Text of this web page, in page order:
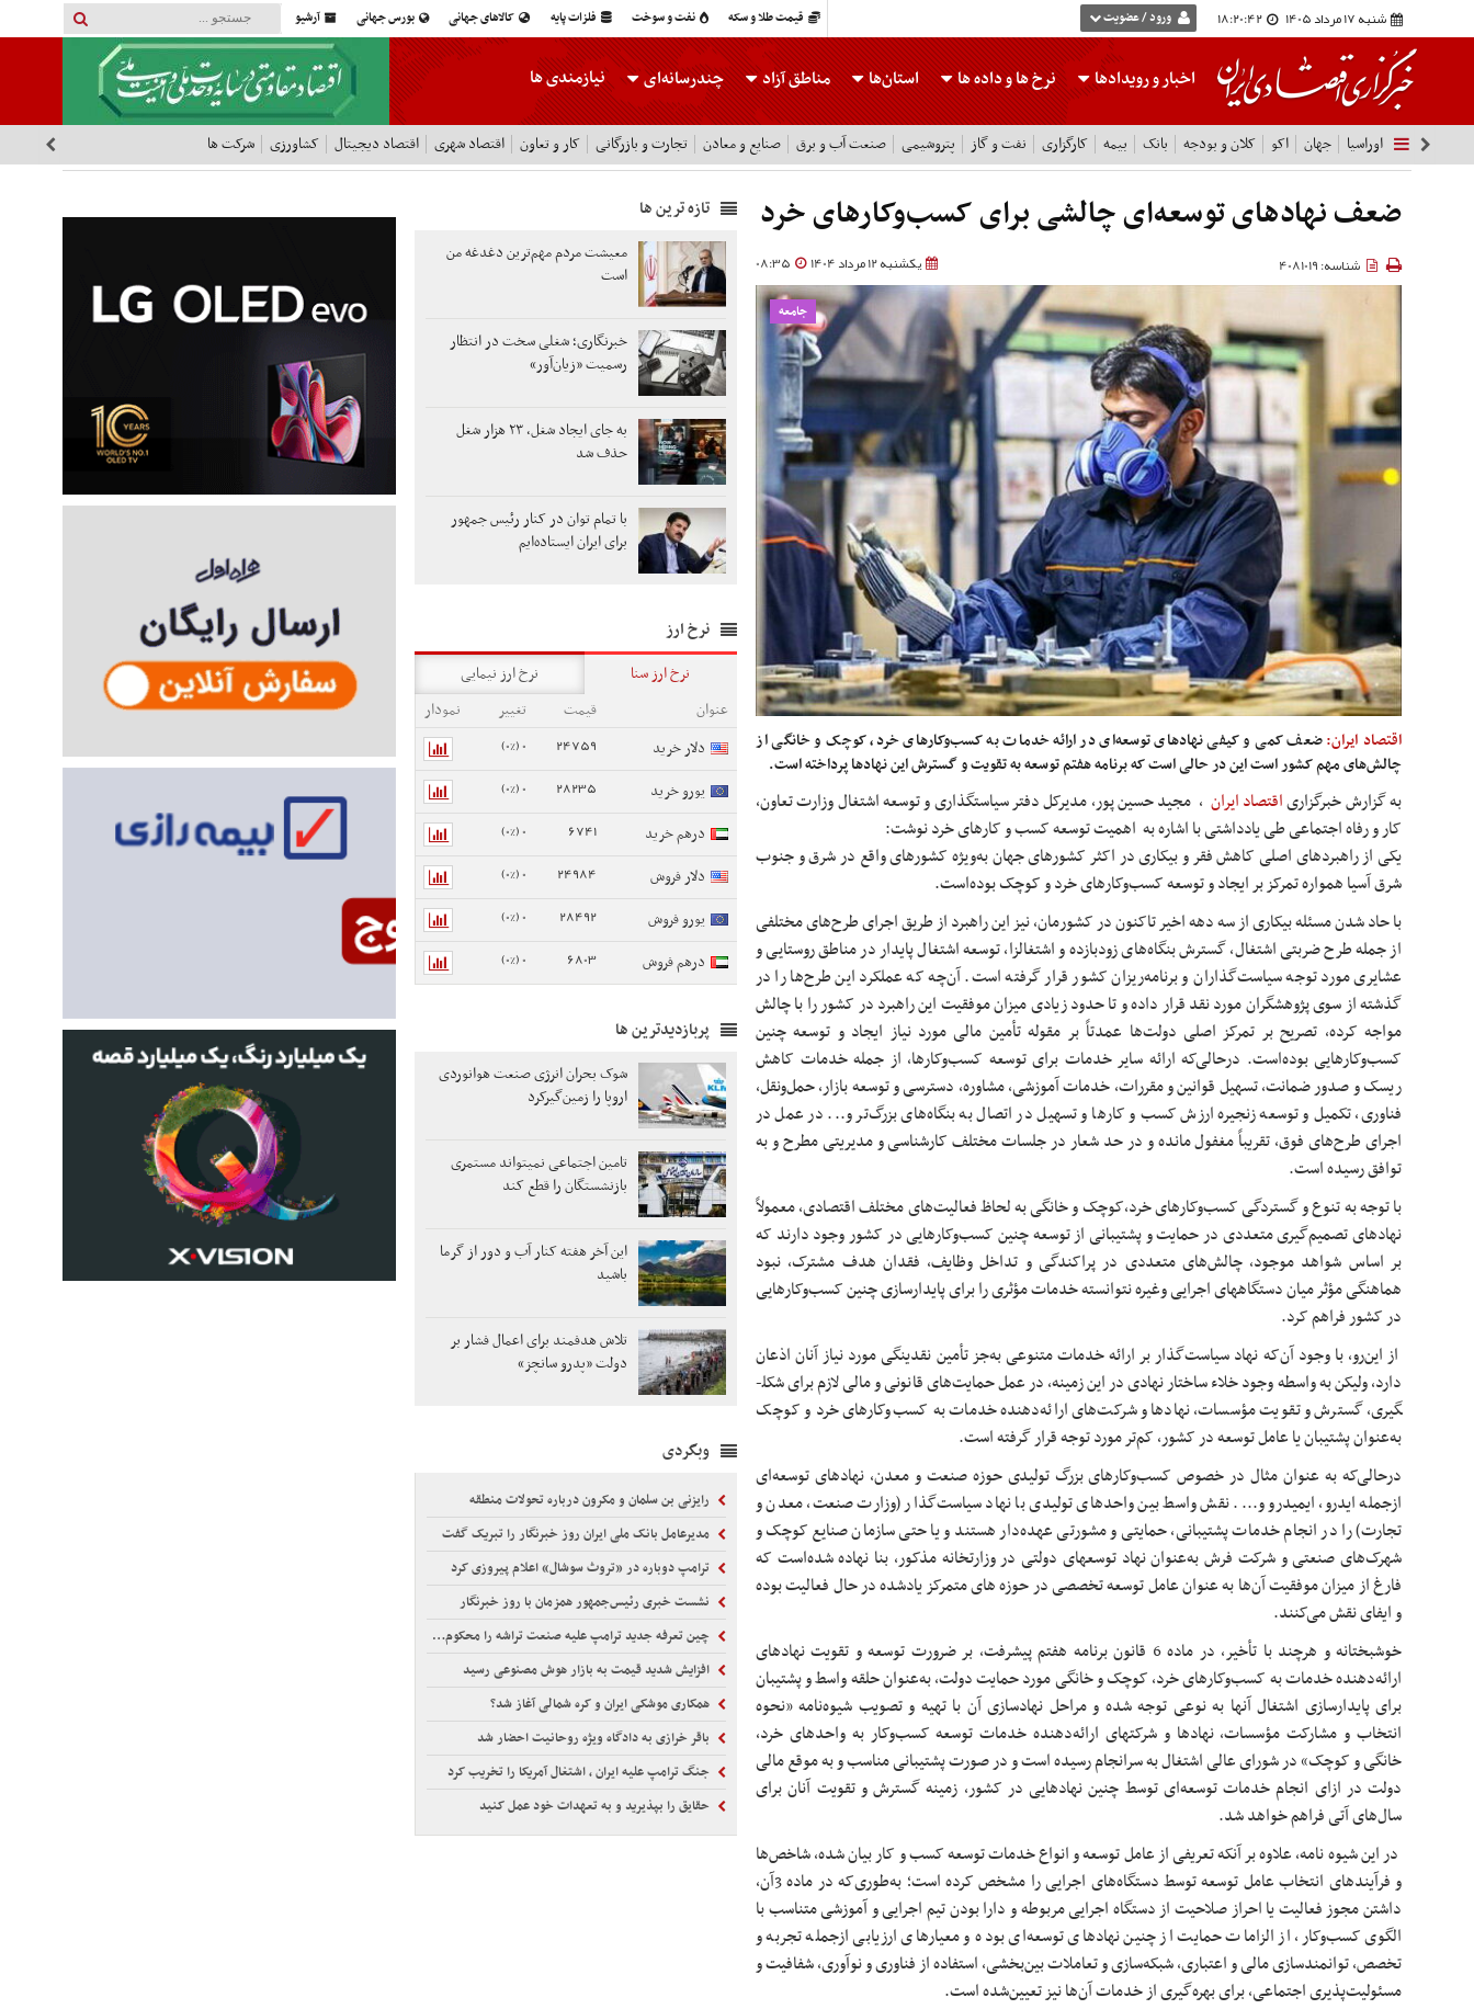
قیمت طلا و سکه نفت و سوخت فلزات پایه کالاهای جهانی بورس جهانی آرشیو شنبه 17 مرداد 1405 18:20:43 ورود / عضویت
اخبار و رویدادها نرخ هاو داده ها استان‌ها مناطق آزاد چندرسانه‌ای نیازمندی ها
اوراسیا جهان اکو کلان و بودجه بانک بیمه کارگزاری نفت و گاز پتروشیمی صنعت آب و برق صنایع و معادن تجارت و بازرگانی کار و تعاون اقتصاد شهری اقتصاد دیجیتال کشاورزی شرکت ها
ضعف نهادهای توسعه‌ای چالشی برای کسب‌وکارهای خرد
یکشنبه 12 مرداد 1404 08:35 شناسه: 4081019
جامعه
اقتصاد ایران:ضعف کمی و کیفی نهادهای توسعه‌ای در ارائه خدمات به کسب‌وکارهای خرد، کوچک و خانگی از
چالش‌های مهم کشور است این در حالی است که برنامه هفتم توسعه به تقویت و گسترش این نهادها پرداخته است.
به گزارش خبرگزاریاقتصاد ایران , ​ مجید حسین پور, مدیرکل دفتر سیاستگذاری و توسعه اشتغال وزارت تعاون،
کار و رفاه اجتماعی طی یادداشتی با اشاره به اهمیت توسعه کسب و کارهای خرد نوشت:
یکی از راهبردهای اصلی کاهش فقر و ​بیکاری در اکثر کشورهای جهان به‌ویژه کشورهای واقع در شرق و جنوب
شرق آسیا همواره تمرکز بر ایجاد و توسعه کسب‌وکارهای خرد و کوچک بوده‌است.
با حاد شدن مسئله بیکاری از سه دهه‌ اخیر تاکنون در کشورمان، نیز این راهبرد از طریق اجرای طرح‌های مختلفی
از جمله طرح ضربتی اشتغال، گسترش بنگاه‌های زودبازده و اشتغالزا، توسعه اشتغال پایدار در مناطق روستایی و
عشایری مورد توجه سیاست‌گذاران و برنامه‌ریزان کشور قرار گرفته است. آن‌چه که عملکرد این طرح‌ها را در
گذشته از سوی پژوهشگران مورد نقد قرار داده و تا حدود زیادی میزان موفقیت این راهبرد در کشور را با چالش
مواجه کرده، تصریح بر تمرکز اصلی دولت‌ها عمدتاً بر مقوله تأمین مالی مورد نیاز ایجاد و توسعه چنین
کسب‌وکارهایی بوده‌است. درحالی‌که ارائه سایر خدمات برای توسعه کسب‌وکارها، ​از جمله خدمات کاهش
ریسک و صدور ضمانت، تسهیل قوانین و مقررات، خدمات آموزشی، مشاوره، دسترسی و توسعه بازار، حمل‌ونقل،
فناوری، تکمیل و توسعه زنجیره ارزش کسب و کارها و تسهیل در اتصال به بنگاه‌های بزرگ‌تر و... ​در عمل در
اجرای طرح‌های فوق، تقریباً مغفول مانده و در حد شعار در جلسات مختلف کارشناسی و مدیریتی مطرح و به
توافق رسیده است.
​با توجه به تنوع و گستردگی کسب‌وکارهای خرد،کوچک و خانگی به لحاظ فعالیت‌های مختلف اقتصادی، معمولاً
نهادهای تصمیم‌گیری متعددی در حمایت و پشتیبانی از توسعه چنین کسب‌وکارهایی در کشور وجود دارند که
بر اساس شواهد موجود، چالش‌های متعددی در پراکندگی و تداخل وظایف، فقدان هدف مشترک، نبود
هماهنگی مؤثر میان دستگاه­های اجرایی وغیره نتوانسته خدمات مؤثری را برای پایدارسازی چنین کسب‌وکارهایی
در کشور فراهم کرد.
از این‌رو، با وجود آن‌که نهاد سیاست‌گذار بر ارائه خدمات متنوعی به‌جز تأمین نقدینگی مورد نیاز آنان اذعان
دارد، ولیکن به واسطه وجود خلاء ساختار نهادی در این زمینه، در عمل حمایت‌های قانونی و مالی لازم برای شکل­
گیری، گسترش و تقویت مؤسسات، نهادها و شرکت‌های ارائه‌دهنده خدمات به کسب‌وکارهای خرد و کوچک
به‌عنوان پشتیبان یا عامل توسعه در کشور، کم‌تر مورد توجه قرار گرفته است.
درحالی‌که به عنوان مثال در خصوص کسب‌وکارهای بزرگ تولیدی حوزه صنعت و معدن، نهادهای توسعه‌ای
ازجمله ایدرو، ایمیدرو و.... نقش واسط بین واحدهای تولیدی با نهاد سیاست‌گذار (وزارت صنعت، معدن و
تجارت) را در انجام خدمات پشتیبانی، حمایتی و مشورتی عهده‌دار هستند و یا حتی سازمان صنایع کوچک و
شهرک‌های صنعتی و شرکت فرش به‌عنوان نهاد توسعه­ای دولتی در وزارتخانه مذکور، بنا نهاده شده‌است که
فارغ از میزان موفقیت آن‌ها به عنوان عامل توسعه تخصصی در حوزه ­های متمرکز یادشده در حال فعالیت بوده
و ایفای نقش ​می‌کنند.
خوشبختانه و هرچند با تأخیر، در ماده 6 قانون برنامه هفتم پیشرفت، بر ضرورت توسعه و تقویت نهادهای
ارائه‌دهنده خدمات به کسب‌وکارهای خرد، کوچک و خانگی مورد حمایت دولت، به‌عنوان حلقه واسط و پشتیبان
برای پایدارسازی اشتغال آنها به نوعی توجه شده‌ و مراحل نهادسازی آن با تهیه و تصویب شیوه‌نامه «نحوه
انتخاب و مشارکت مؤسسات، ​نهادها و شرکت­های ارائه‌دهنده خدمات توسعه کسب‌وکار به واحدهای خرد،
خانگی و کوچک» در شورای عالی اشتغال به سرانجام رسیده است و در صورت پشتیبانی مناسب و به موقع مالی
دولت در ازای انجام خدمات توسعه‌ای توسط چنین نهادهایی در کشور، زمینه گسترش و تقویت آنان برای
سال‌های آتی فراهم خواهد شد.
​ در این شیوه ­نامه، علاوه بر آنکه تعریفی از عامل توسعه و انواع خدمات توسعه کسب و کار بیان شده، شاخص‌ها
و فرآیندهای انتخاب عامل توسعه توسط دستگاه‌های اجرایی را مشخص کرده ‌است؛ به‌طوری‌که در ماده 3آن،
داشتن مجوز فعالیت یا احراز صلاحیت از دستگاه اجرایی مربوطه و دارا بودن تیم اجرایی و آموزشی متناسب با
الگوی کسب‌وکار، از الزامات حمایت از چنین نهادهای توسعه‌ای بوده و معیارهای ارزیابی ازجمله تجربه و
تخصص، توانمندسازی مالی و اعتباری، شبکه‌سازی و تعاملات بین‌بخشی، استفاده از فناوری و نوآوری، شفافیت و
مسئولیت‌پذیری اجتماعی، برای بهره‌گیری از خدمات آن‌ها نیز تعیین‌شده است.
تازه ترین ها
معیشت مردم مهم‌ترین دغدغه من
است
خبرنگاری؛ شغلی سخت در انتظار
رسمیت «زیان‌آور»
به جای ایجاد شغل، ۲۳ هزار شغل
حذف شد
با تمام توان در کنار رئیس جمهور
برای ایران ایستاده‌ایم
نرخ ارز
نرخ ارز سنا
نرخ ارز نیمایی
عنوان
قیمت تغییر
نمودار
دلار خرید
24759
0 (0%)
یورو خرید 28235
0 (0%)
درهم خرید 6741
0 (0%)
دلار فروش 24984
0 (0%)
یورو فروش 28492
0 (0%)
درهم فروش 6803
0 (0%)
پربازدیدترین ها
شوک بحران انرژی صنعت هوانوردی
اروپا را زمین‌گیر‌کرد
تامین اجتماعی نمیتواند مستمری
بازنشستگان را قطع کند
این آخر هفته کنار آب و دور از گرما
باشید
تلاش هدفمند برای اعمال فشار بر
دولت «پدرو سانچز»
وبگردی
رایزنی بن سلمان و مکرون درباره تحولات منطقه
مدیرعامل بانک ملی ایران روز خبرنگار را تبریک گفت
ترامپ دوباره در «تروث سوشال» اعلام پیروزی کرد
نشست خبری رئیس‌جمهور همزمان با روز خبرنگار
چین تعرفه جدید ترامپ علیه صنعت تراشه را محکوم کرد
افزایش شدید قیمت به بازار هوش مصنوعی رسید
همکاری موشکی ایران و کره شمالی آغاز شد؟
باقر خرازی به دادگاه ویژه روحانیت احضار شد
جنگ ترامپ علیه ایران ، اشتغال آمریکا را تخریب کرد
حقایق را بپذیرید و به تعهدات خود عمل کنید